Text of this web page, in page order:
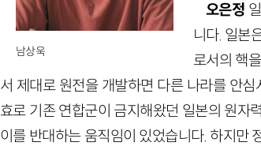
남상욱
오은정
니다. 일본
로서의 핵
서 제대로 원전을 개발하면 다른 나라를 안
효로 기존 연합군이 금지해왔던 일본의 원자
이를 반대하는 움직임이 있었습니다. 하지만